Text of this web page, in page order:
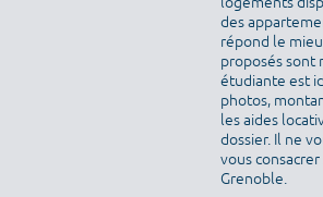
des
répond le
proposés sont
étudiante est
photos,
les aides
dossier. Il ne
vous
Grenoble.